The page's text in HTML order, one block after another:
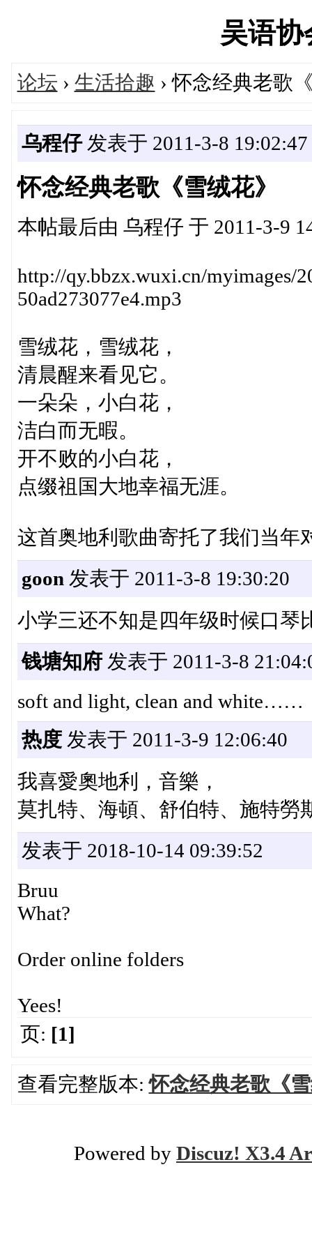
吴语
论坛 › 生活拾趣 › 怀念经典老歌
乌程仔发表于 2011-3-8 19:02:47
怀念经典老歌《雪绒花》
本帖最后由 乌程仔 于 2011-3-9
http://qy.bbzx.wuxi.cn/myimages/
50ad273077e4.mp3
雪绒花，雪绒花，
清晨醒来看见它。
一朵朵，小白花，
洁白而无暇。
开不败的小白花，
点缀祖国大地幸福无涯。
这首奥地利歌曲寄托了我们当年
goon 发表于 2011-3-8 19:30:20
小学三还不知是四年级时候口琴
钱塘知府发表于 2011-3-8
soft and light, clean and white……
热度发表于 2011-3-9 12:06:40
我喜愛奧地利，音樂，
莫扎特、海頓、舒伯特、施特
发表于 2018-10-14 09:39:52
Bruu
What?
Order online folders
Yees!
页: [1]
查看完整版本:怀念经典老歌《
Powered by Discuz! X3.4